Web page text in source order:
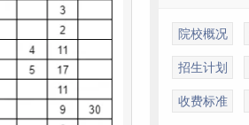
院校概况
招生计划
收费标准